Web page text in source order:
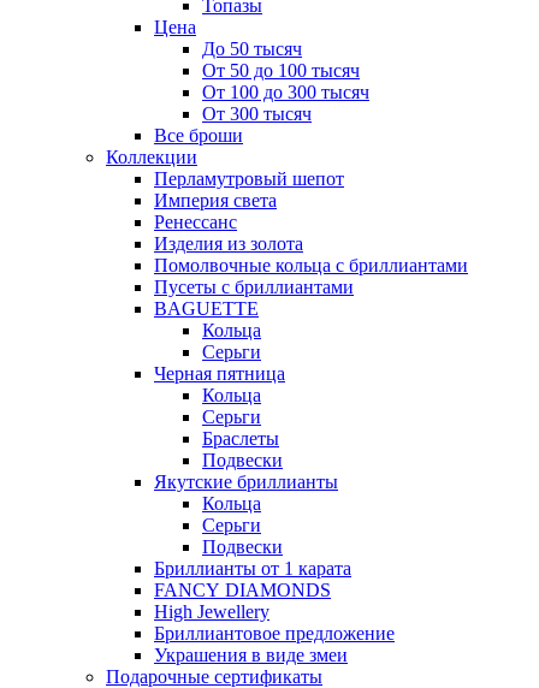
Топазы
Цена
До 50 тысяч
От 50 до 100 тысяч
От 100 до 300 тысяч
От 300 тысяч
Все броши
Коллекции
Перламутровый шепот
Империя света
Ренессанс
Изделия из золота
Помолвочные кольца с бриллиантами
Пусеты с бриллиантами
BAGUETTE
Кольца
Серьги
Черная пятница
Кольца
Серьги
Браслеты
Подвески
Якутские бриллианты
Кольца
Серьги
Подвески
Бриллианты от 1 карата
FANCY DIAMONDS
High Jewellery
Бриллиантовое предложение
Украшения в виде змеи
Подарочные сертификаты